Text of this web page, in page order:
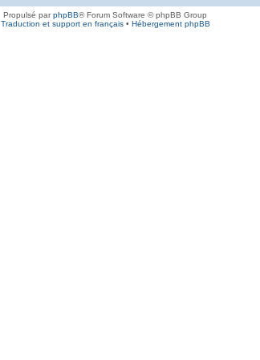
Propulsé parphpBB® Forum Software © phpBB Group
Traduction et support en français• Hébergement phpBB